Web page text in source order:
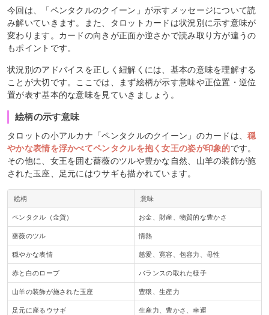
今回は、「ペンタクルのクイーン」が示すメッセージについて読
み解いていきます。また、タロットカードは状況別に示す意味が
変わります。カードの向きが正面か逆さかで読み取り方が違うの
もポイントです。
状況別のアドバイスを正しく紐解くには、基本の意味を理解する
ことが大切です。ここでは、まず絵柄が示す意味や正位置・逆位
置が表す基本的な意味を見ていきましょう。
絵柄の示す意味
タロットの小アルカナ「ペンタクルのクイーン」のカードは、穏
やかな表情を浮かべてペンタクルを抱く女王の姿が印象的です。
その他に、女王を囲む薔薇のツルや豊かな自然、山羊の装飾が施
された玉座、足元にはウサギも描かれています。
絵柄 意味
ペンタクル（金貨） お金、財産、物質的な豊かさ
薔薇のツル 情熱
穏やかな表情 慈愛、寛容、包容力、母性
赤と白のローブ バランスの取れた様子
山羊の装飾が施された玉座 豊穣、生産力
足元に座るウサギ 生産力、豊かさ、幸運